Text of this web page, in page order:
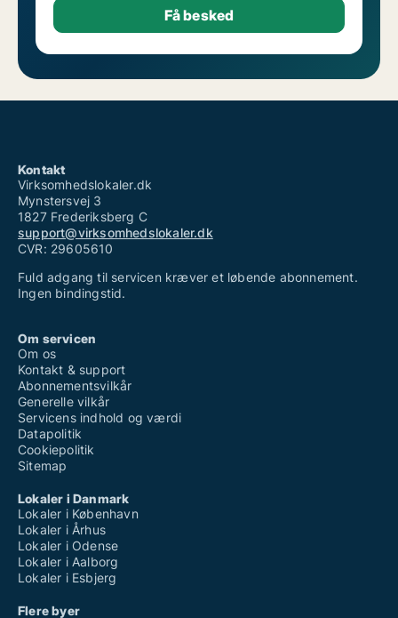
Kontakt
Virksomhedslokaler.dk
Mynstersvej 3
1827 Frederiksberg C
support@virksomhedslokaler.dk
CVR: 29605610
Fuld adgang til servicen kræver et løbende abonnement.
Ingen bindingstid.
Om servicen
Om os
Kontakt & support
Abonnementsvilkår
Generelle vilkår
Servicens indhold og værdi
Datapolitik
Cookiepolitik
Sitemap
Lokaler i Danmark
Lokaler i København
Lokaler i Århus
Lokaler i Odense
Lokaler i Aalborg
Lokaler i Esbjerg
Flere byer